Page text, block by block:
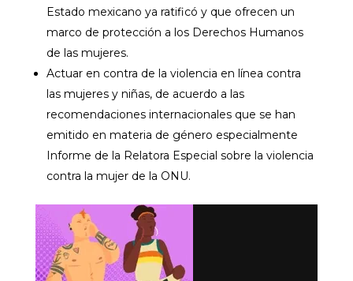
Estado mexicano ya ratificó y que ofrecen un
marco de protección a los Derechos Humanos
de las mujeres.
Actuar en contra de la violencia en línea contra
las mujeres y niñas, de acuerdo a las
recomendaciones internacionales que se han
emitido en materia de género especialmente
Informe de la Relatora Especial sobre la violencia
contra la mujer de la ONU.